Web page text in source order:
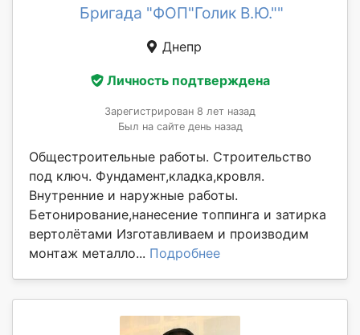
Бригада "ФОП"Голик В.Ю.""
Днепр
Личность подтверждена
Зарегистрирован 8 лет назад
Был на сайте день назад
Общестроительные работы. Строительство
под ключ. Фундамент,кладка,кровля.
Внутренние и наружные работы.
Бетонирование,нанесение топпинга и затирка
вертолётами Изготавливаем и производим
монтаж металло... Подробнее